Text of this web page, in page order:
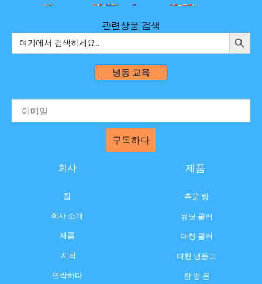
관련상품 검색
검
색:
검색 버
냉동 교육
구독하다
회사
집
회사 소개
제품
지식
연락하다
제품
추운 방
유닛 쿨러
대형 쿨러
대형 냉동고
찬 방 문